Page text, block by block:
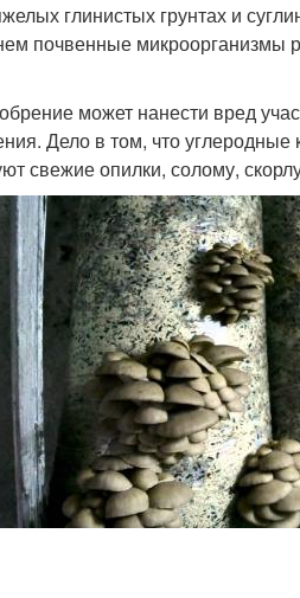
глинистых грунтах и
почвенные микроорганизмы
может нанести вред
Дело в том, что углеродные
свежие опилки, солому,